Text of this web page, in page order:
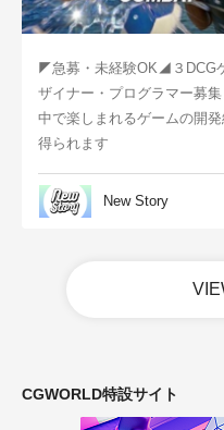
◤急募・未経験OK◢３DCG
ザイナー・プログラマー募
中で楽しまれるゲームの開
得られます
New Story
CGWORLD特設サイト